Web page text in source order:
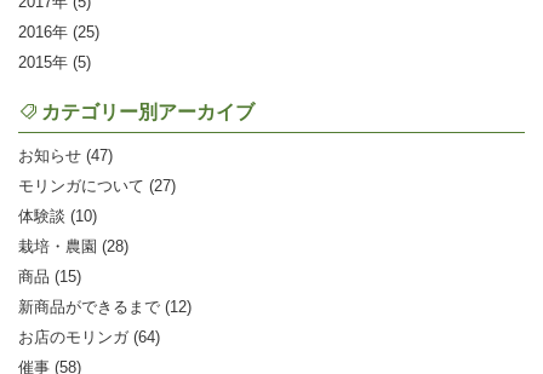
2016
(25)
2015
(5)
カテゴリー別アーカイブ
お知らせ (47)
モリンガについて (27)
体験談 (10)
栽培・農園 (28)
商品 (15)
新商品ができるまで (12)
お店のモリンガ (64)
催事 (58)